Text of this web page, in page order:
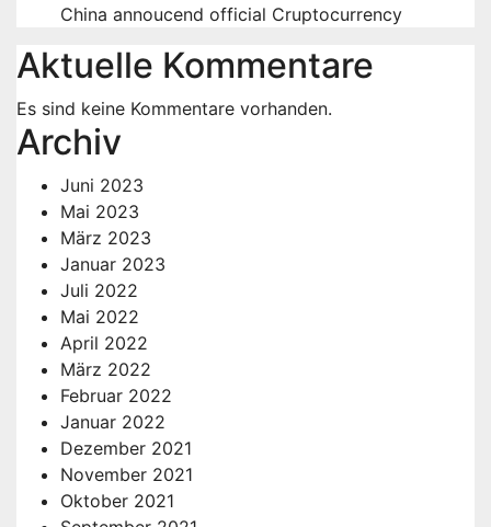
China annoucend official Cruptocurrency
Aktuelle Kommentare
Es sind keine Kommentare vorhanden.
Archiv
Juni 2023
Mai 2023
März 2023
Januar 2023
Juli 2022
Mai 2022
April 2022
März 2022
Februar 2022
Januar 2022
Dezember 2021
November 2021
Oktober 2021